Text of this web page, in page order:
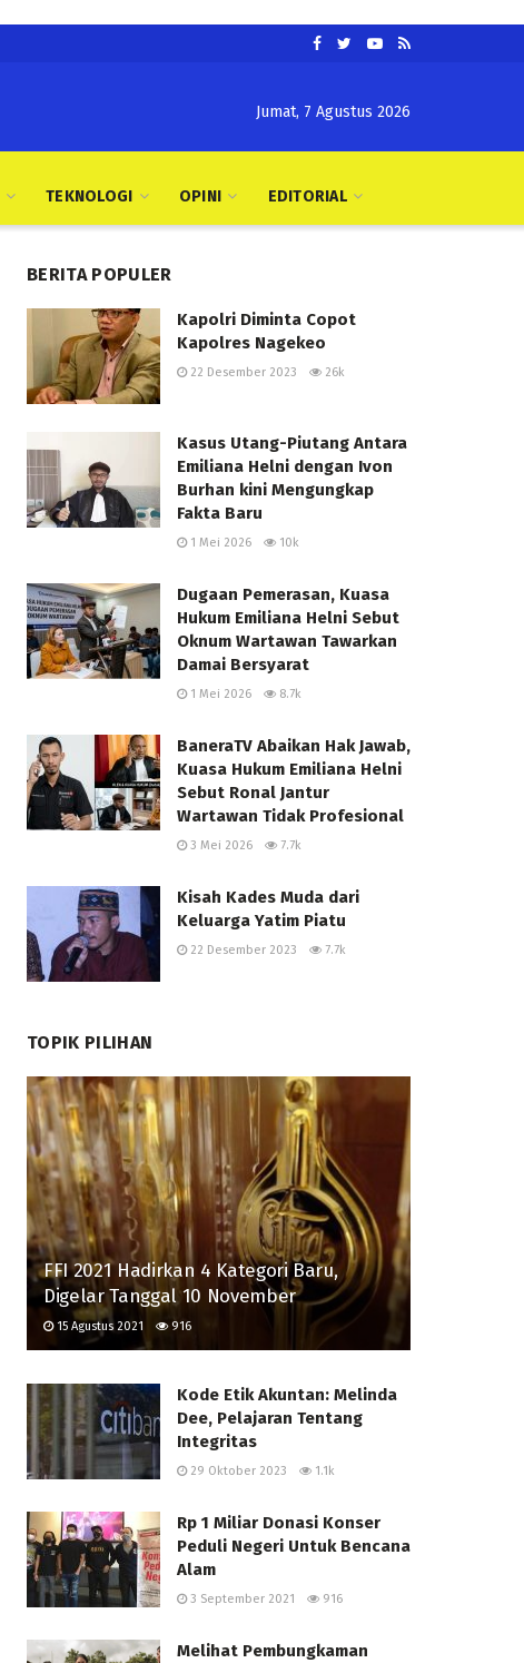
Jumat, 7 Agustus 2026
TEKNOLOGI OPINI EDITORIAL
BERITA POPULER
Kapolri Diminta Copot
Kapolres Nagekeo
22 Desember 2023 26k
Kasus Utang-Piutang Antara
Emiliana Helni dengan Ivon
Burhan kini Mengungkap
Fakta Baru
1 Mei 2026 10k
Dugaan Pemerasan, Kuasa
Hukum Emiliana Helni Sebut
Oknum Wartawan Tawarkan
Damai Bersyarat
1 Mei 2026 8.7k
BaneraTV Abaikan Hak Jawab,
Kuasa Hukum Emiliana Helni
Sebut Ronal Jantur
Wartawan Tidak Profesional
3 Mei 2026 7.7k
Kisah Kades Muda dari
Keluarga Yatim Piatu
22 Desember 2023 7.7k
TOPIK PILIHAN
FFI 2021 Hadirkan 4 Kategori Baru,
Digelar Tanggal 10 November
15 Agustus 2021 916
Kode Etik Akuntan: Melinda
Dee, Pelajaran Tentang
Integritas
29 Oktober 2023 1.1k
Rp 1 Miliar Donasi Konser
Peduli Negeri Untuk Bencana
Alam
3 September 2021 916
Melihat Pembungkaman